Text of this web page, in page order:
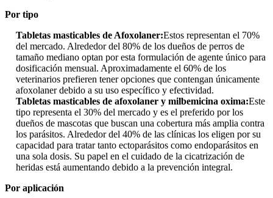
Por tipo
Tabletas masticables de Afoxolaner:Estos representan el 70%
del mercado. Alrededor del 80% de los dueños de perros de
tamaño mediano optan por esta formulación de agente único para
dosificación mensual. Aproximadamente el 60% de los
veterinarios prefieren tener opciones que contengan únicamente
afoxolaner debido a su uso específico y efectividad.
Tabletas masticables de afoxolaner y milbemicina oxima:Este
tipo representa el 30% del mercado y es el preferido por los
dueños de mascotas que buscan una cobertura más amplia contra
los parásitos. Alrededor del 40% de las clínicas los eligen por su
capacidad para tratar tanto ectoparásitos como endoparásitos en
una sola dosis. Su papel en el cuidado de la cicatrización de
heridas está aumentando debido a la prevención integral.
Por aplicación